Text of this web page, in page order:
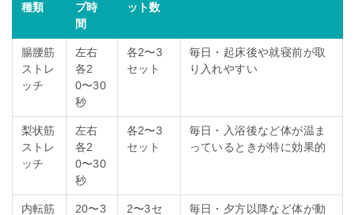
種類
プ時
間
ット数
腸腰筋
ストレ
ッチ
左右
各2
0〜30
秒
各2〜3
セット
毎日・起床後や就寝前が取
り入れやすい
梨状筋
ストレ
ッチ
左右
各2
0〜30
秒
各2〜3
セット
毎日・入浴後など体が温ま
っているときが特に効果的
内転筋 20〜3 2〜3セ 毎日・夕方以降など体が動